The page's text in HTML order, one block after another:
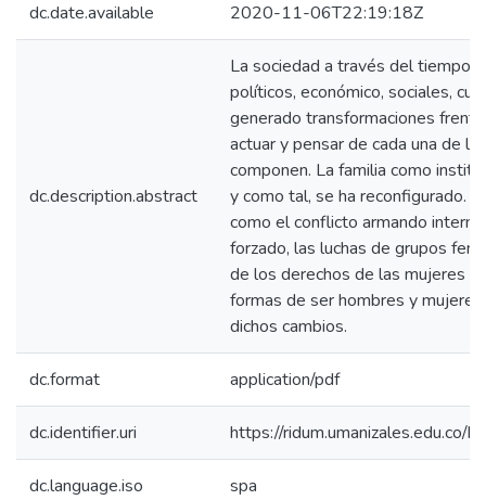
dc.date.available 2020-11-06T22:19:18Z
dc.description.abstract
La sociedad a través del tiempo
políticos, económico, sociales,
generado transformaciones
actuar y pensar de cada una de
componen. La familia como
y como tal, se ha reconfigurado.
como el conflicto armando
forzado, las luchas de grupos
de los derechos de las mujeres y
formas de ser hombres y
dichos cambios.
dc.format application/pdf
dc.identifier.uri https://
dc.language.iso spa